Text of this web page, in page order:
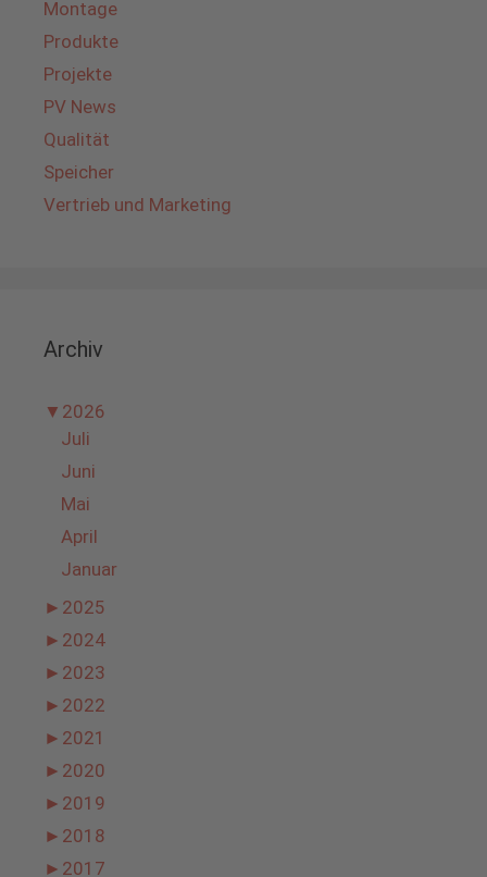
Montage
Produkte
Projekte
PV News
Qualität
Speicher
Vertrieb und Marketing
Archiv
▼ 2026
Juli
Juni
Mai
April
Januar
► 2025
► 2024
► 2023
► 2022
► 2021
► 2020
► 2019
► 2018
► 2017